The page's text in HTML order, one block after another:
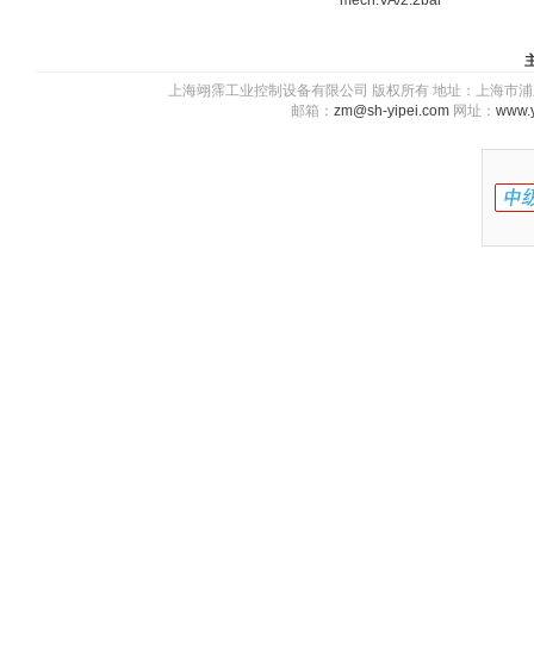
上海翊霈工业控制设备有限公司 版权所有 地址：上海
邮箱： zm@sh-yipei.com 网址：